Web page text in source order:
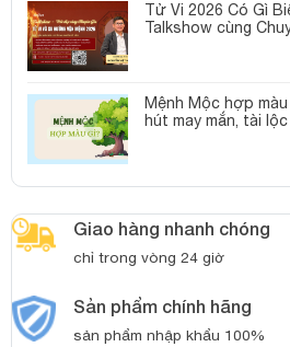
Tử Vi 2026 Có Gì
Talkshow cùng
Mệnh Mộc hợp
hút may mắn, tài lộc
Giao hàng nhanh chóng
chỉ trong vòng 24 giờ
Sản phẩm chính hãng
sản phẩm nhập khẩu 100%